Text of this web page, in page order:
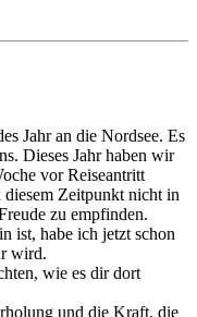
Jahr an die Nordsee. Es
Dieses Jahr haben wir
vor Reiseantritt
diesem Zeitpunkt nicht in
zu empfinden.
ist, habe ich jetzt schon
wird.
wie es dir dort
und die Kraft, die